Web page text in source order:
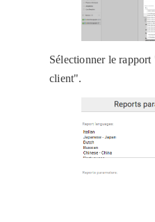
Sélectionner le
client".